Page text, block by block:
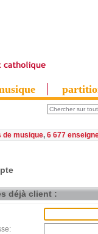
de musique, 6 677
déjà client :